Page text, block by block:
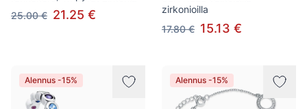
25.00 € 21.25 €
zirkonioilla
17.80 € 15.13 €
Alennus -15% Alennus -15%